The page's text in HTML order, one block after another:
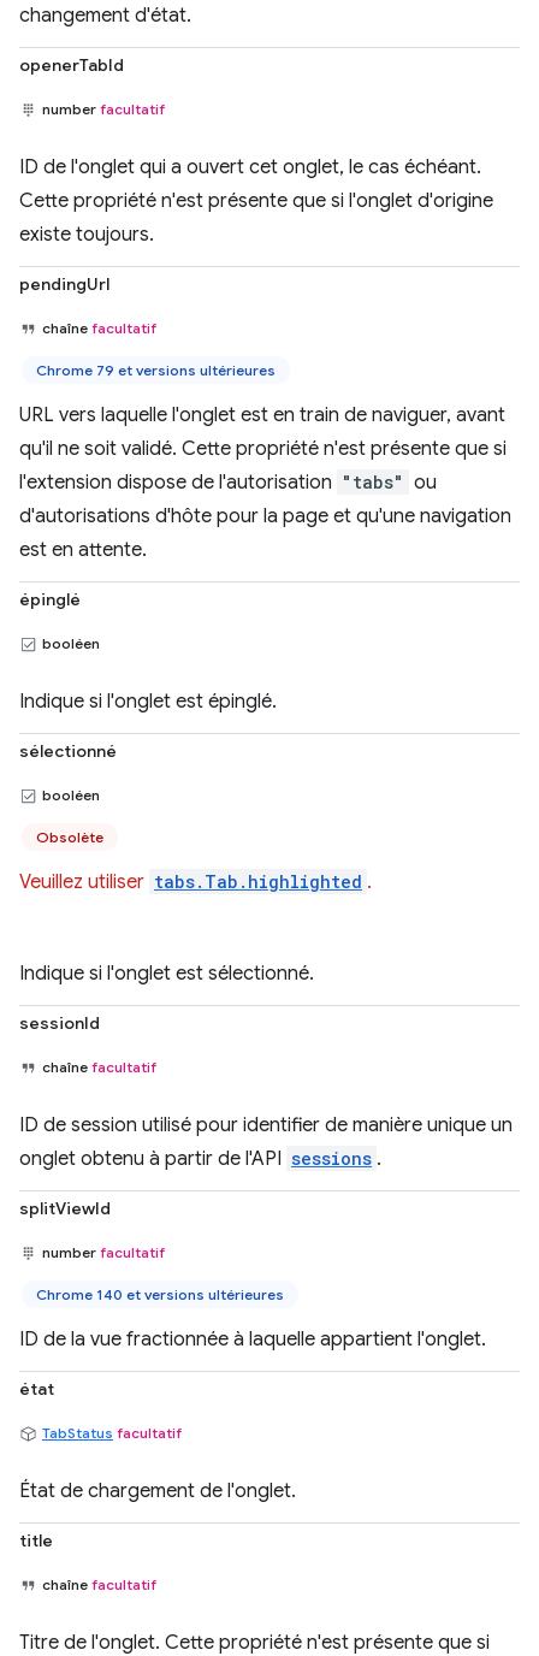
changement d'état.
openerTabId
number facultatif
ID de l'onglet qui a ouvert cet onglet, le cas échéant.
Cette propriété n'est présente que si l'onglet d'origine
existe toujours.
pendingUrl
chaîne facultatif
Chrome 79 et versions ultérieures
URL vers laquelle l'onglet est en train de naviguer, avant
qu'il ne soit validé. Cette propriété n'est présente que si
l'extension dispose de l'autorisation "tabs" ou
d'autorisations d'hôte pour la page et qu'une navigation
est en attente.
épinglé
booléen
Indique si l'onglet est épinglé.
sélectionné
booléen
Obsolète
Veuillez utiliser tabs.Tab.highlighted .
Indique si l'onglet est sélectionné.
sessionId
chaîne facultatif
ID de session utilisé pour identifier de manière unique un
onglet obtenu à partir de l'API sessions .
splitViewId
number facultatif
Chrome 140 et versions ultérieures
ID de la vue fractionnée à laquelle appartient l'onglet.
état
TabStatus facultatif
État de chargement de l'onglet.
title
chaîne facultatif
Titre de l'onglet. Cette propriété n'est présente que si